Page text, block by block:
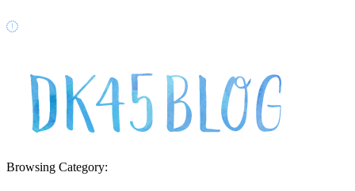
Browsing Category: